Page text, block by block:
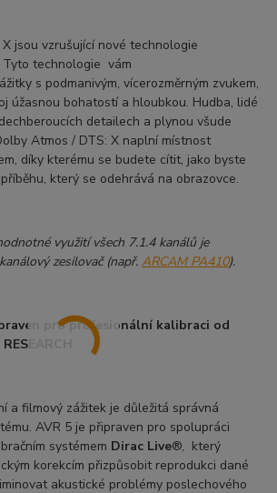
jsou vzrušující nové technologie
technologie vám
s podmanivým, vícerozměrným zvukem,
úžasnou bohatostí a hloubkou. Hudba, lidé
detailech a plynou všude
Atmos / DTS: X naplní místnost
díky kterému se budete cítit, jako byste
který se odehrává na obrazovce.
využití všech 7.1.4 kanálů je
zesilovač (např.ARCAM PA410).
pro profesionální kalibraci od
a filmový zážitek je důležitá správná
AVR 5 je připraven pro spolupráci
systémem Dirac Live®, který
korekcím přizpůsobit reprodukci dané
akustické problémy poslechového